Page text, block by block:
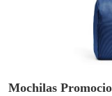
Mochilas